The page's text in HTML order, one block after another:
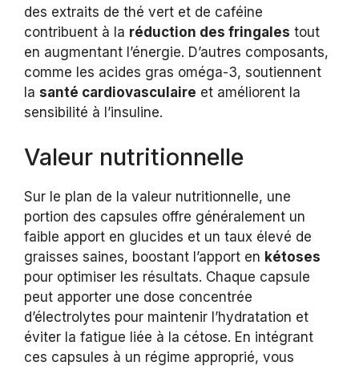
des extraits de thé vert et de caféine
contribuent à la réduction des fringales tout
en augmentant l’énergie. D’autres composants,
comme les acides gras oméga-3, soutiennent
la santé cardiovasculaire et améliorent la
sensibilité à l’insuline.
Valeur nutritionnelle
Sur le plan de la valeur nutritionnelle, une
portion des capsules offre généralement un
faible apport en glucides et un taux élevé de
graisses saines, boostant l’apport en kétoses
pour optimiser les résultats. Chaque capsule
peut apporter une dose concentrée
d’électrolytes pour maintenir l’hydratation et
éviter la fatigue liée à la cétose. En intégrant
ces capsules à un régime approprié, vous